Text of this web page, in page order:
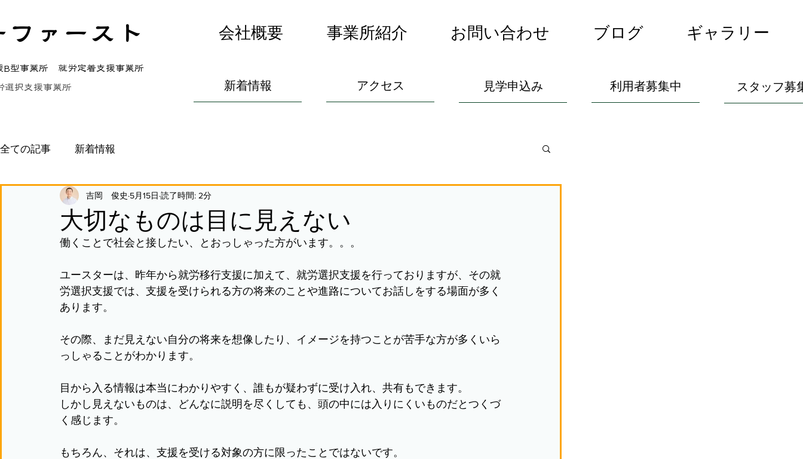
ァースト
型事業所 就労定着支援事業所
択支援事業所
会社概要 事業所紹介 お問い合わせ ブログ ギャラリー
新着情報 アクセス 見学申込み 利用者募集中 スタッフ募
全ての記事 新着情報
大切なものは目に見えない
吉岡 俊史 5月15日 読了時間: 2分
働くことで社会と接したい、とおっしゃった方がいます。。。
ユースターは、昨年から就労移行支援に加えて、就労選択支援を行っておりますが、その就
労選択支援では、支援を受けられる方の将来のことや進路についてお話しをする場面が多く
あります。
その際、まだ見えない自分の将来を想像したり、イメージを持つことが苦手な方が多くいら
っしゃることがわかります。
目から入る情報は本当にわかりやすく、誰もが疑わずに受け入れ、共有もできます。
しかし見えないものは、どんなに説明を尽くしても、頭の中には入りにくいものだとつくづ
く感じます。
もちろん、それは、支援を受ける対象の方に限ったことではないです。